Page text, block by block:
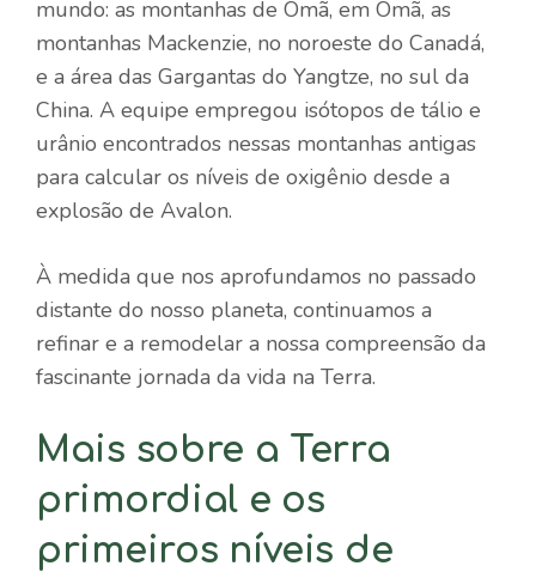
mundo: as montanhas de Omã, em Omã, as
montanhas Mackenzie, no noroeste do Canadá,
e a área das Gargantas do Yangtze, no sul da
China. A equipe empregou isótopos de tálio e
urânio encontrados nessas montanhas antigas
para calcular os níveis de oxigênio desde a
explosão de Avalon.
À medida que nos aprofundamos no passado
distante do nosso planeta, continuamos a
refinar e a remodelar a nossa compreensão da
fascinante jornada da vida na Terra.
Mais sobre a Terra
primordial e os
primeiros níveis de